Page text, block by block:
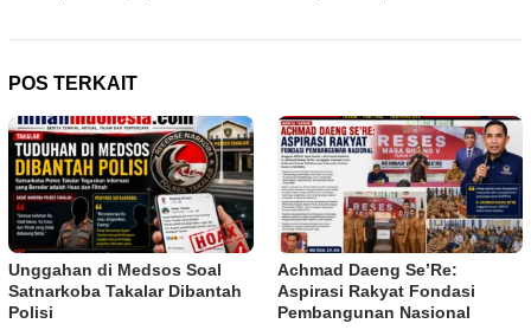
POS TERKAIT
Unggahan di Medsos Soal
Satnarkoba Takalar Dibantah
Polisi
Achmad Daeng Se’Re:
Aspirasi Rakyat Fondasi
Pembangunan Nasional